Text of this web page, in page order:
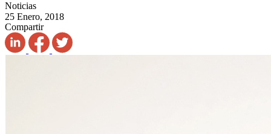
Noticias
25 Enero, 2018
Compartir